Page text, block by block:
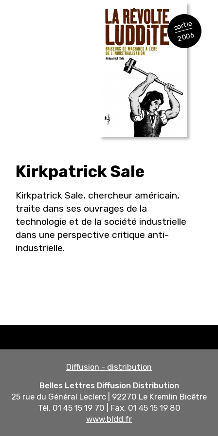
sortie
2006
KirkpatrickSale
Kirkpatrick Sale, chercheur américain,
traite dans ses ouvrages de la
technologie et de la société industrielle
dans une perspective critique anti-
industrielle.
Diffusion - distribution
Belles Lettres Diffusion Distribution
25 rue du Général Leclerc | 92270 Le Kremlin Bicêtre
Tél. 01 45 15 19 70 | Fax. 01 45 15 19 80
www.bldd.fr